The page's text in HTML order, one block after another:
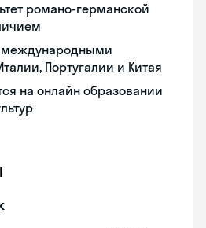
романо-германской
международными
Португалии и Китая
на онлайн образовании